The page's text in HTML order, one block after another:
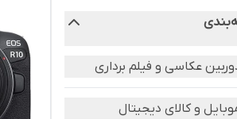
عکاسی و فیلم برداری
و کالای دیجیتال